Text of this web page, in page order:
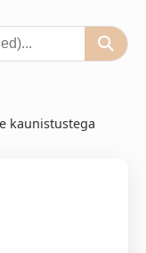
kaunistustega